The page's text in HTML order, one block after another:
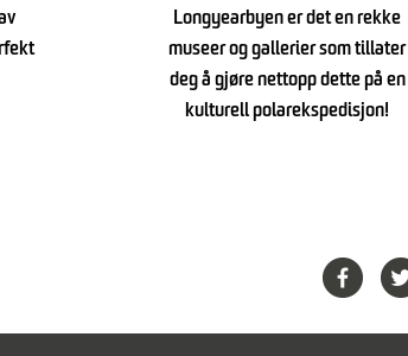
Longyearbyen er det en rekke
museer og gallerier som tillater
deg å gjøre nettopp dette på en
kulturell polarekspedisjon!